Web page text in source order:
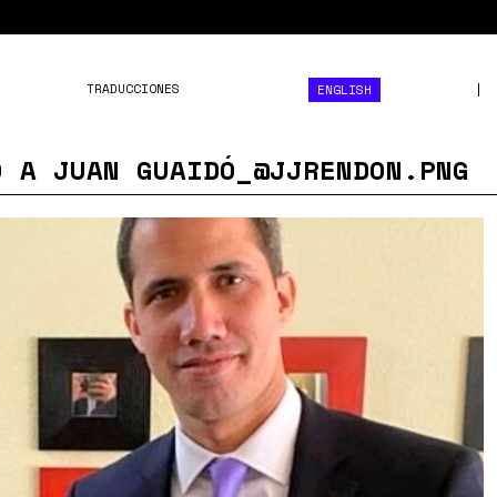
TRADUCCIONES ENGLISH
JUAN GUAIDÓ_@JJRENDON.PNG